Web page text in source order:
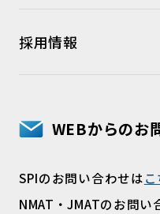
採用情報
WEBからのお
SPIのお問い合わせは
NMAT・JMATのお問い